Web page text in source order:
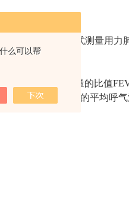
么可以帮
外线信号采集方式测量用
及其与用力肺活量的比值
75％肺活量之间的平均呼